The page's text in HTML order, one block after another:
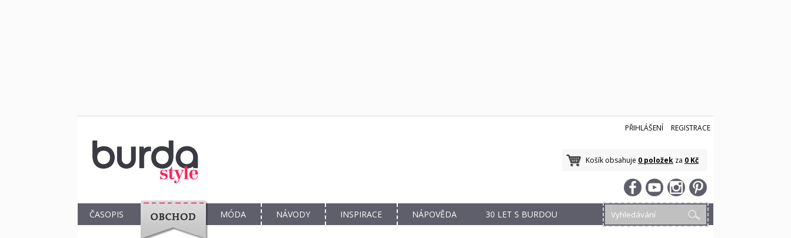
PŘIHLÁŠENÍ REGISTRACE
Košík obsahuje 0 položek za 0 Kč
ČASOPIS
OBCHOD
MÓDA NÁVODY INSPIRACE NÁPOVĚDA 30 LET S BURDOU